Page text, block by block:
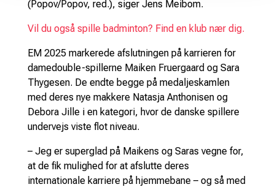
(Popov/Popov, red.), siger Jens Meibom.
Vil du også spille badminton? Find en klub nær dig.
EM 2025 markerede afslutningen på karrieren for
damedouble-spillerne Maiken Fruergaard og Sara
Thygesen. De endte begge på medaljeskamlen
med deres nye makkere Natasja Anthonisen og
Debora Jille i en kategori, hvor de danske spillere
undervejs viste flot niveau.
– Jeg er superglad på Maikens og Saras vegne for,
at de fik mulighed for at afslutte deres
internationale karriere på hjemmebane – og så med